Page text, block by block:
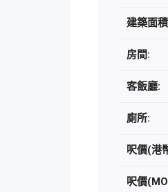
建築面
房間:
客飯廳:
廁所:
呎價(港
呎價